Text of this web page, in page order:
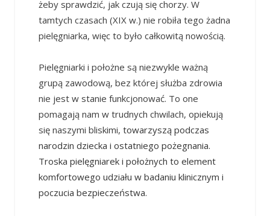
żeby sprawdzić, jak czują się chorzy. W
tamtych czasach (XIX w.) nie robiła tego żadna
pielęgniarka, więc to było całkowitą nowością.
Pielęgniarki i położne są niezwykle ważną
grupą zawodową, bez której służba zdrowia
nie jest w stanie funkcjonować. To one
pomagają nam w trudnych chwilach, opiekują
się naszymi bliskimi, towarzyszą podczas
narodzin dziecka i ostatniego pożegnania.
Troska pielęgniarek i położnych to element
komfortowego udziału w badaniu klinicznym i
poczucia bezpieczeństwa.